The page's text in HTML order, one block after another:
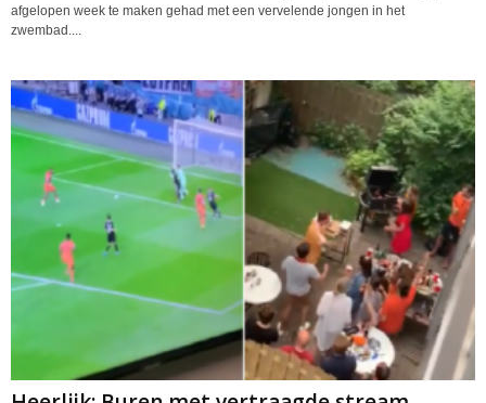
afgelopen week te maken gehad met een vervelende jongen in het
zwembad....